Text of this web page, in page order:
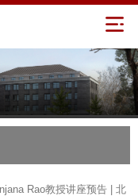
Rao教授讲座预告 | 北